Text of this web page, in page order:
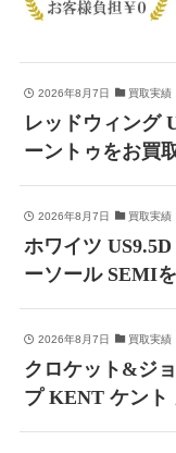
2026年8月7日 買取実績
レッドウィング
ーントゥをお買
2026年8月7日 買取実績
ホワイツ
ーソール SEMI
2026年8月7日 買取実績
クロケット&ジ
プ KENT ケント